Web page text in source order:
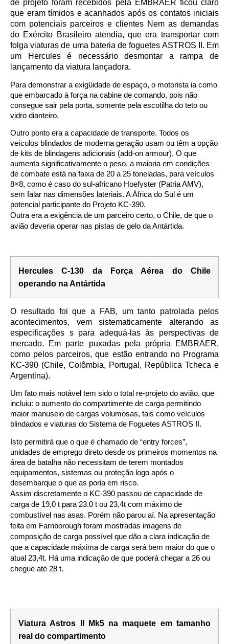
de projeto foram recebidos pela EMBRAER ficou claro
que eram tímidos e acanhados após os contatos iniciais
com potenciais parceiros e clientes Nem as demandas
do Exército Brasileiro atendia, que era transportar com
folga viaturas de uma bateria de foguetes ASTROS II. Em
um Hercules é necessário desmontar a rampa de
lançamento da viatura lançadora.
Para demonstrar a exigüidade de espaço, o motorista ia como
que embarcado à força na cabine de comando, pois não
consegue sair pela porta, somente pela escotilha do teto ou
vidro dianteiro.
Outro ponto era a capacidade de transporte. Todos os
veículos blindados de moderna geração usam ou têm a opção
de kits de blindagens adicionais (add-on armour). O que
aumenta significativamente o peso, a maioria em condições
de combate está na faixa de 20 a 25 toneladas, para veículos
8×8, como é caso do sul-africano Hoefyster (Patria AMV),
sem falar nas dimensões lateriais. A África do Sul é um
potencial participante do Projeto KC-390.
Outra era a exigência de um parceiro certo, o Chile, de que o
avião deveria operar nas pistas de gelo da Antártida.
Hercules C-130 da Força Aérea do Chile
operando na Antártida
O resultado foi que a FAB, um tanto patrolada pelos
acontecimentos, vem sistematicamente alterando as
especificações s para adequá-las às perspectivas de
mercado. Em parte puxadas pela própria EMBRAER,
como pelos parceiros, que estão entrando no Programa
KC-390 (Chile, Colômbia, Portugal, República Tcheca e
Argentina).
Um fato mais notável tem sido o total re-projeto do avião, que
incluiu: o aumento do compartimente de carga permitindo
maior manuseio de cargas volumosas, tais como veículos
blindados e viaturas do Sistema de Foguetes ASTROS II.
Isto permitirá que o que é chamado de “entry forces”,
unidades de emprego direto desde os primeiros momentos na
área de batalha não necessitam de terem montados
equipamentos, sistemas ou proteção logo após o
desembarque o que as poria em risco.
Assim discretamente o KC-390 passou de capacidade de
carga de 19,0 t para 23.0 t ou 23,4t com máximo de
combustível nas asas. Porém não parou aí. Na apresentação
feita em Farnborough foram mostradas imagens de
composição de carga possível que dão a clara indicação de
que a capacidade máxima de carga será bem maior do que o
atual 23,4t. Há uma indicação de que poderá chegar a 26 ou
chegue até 28 t.
Viatura Astros II Mk5 na maquete em tamanho
real do compartimento